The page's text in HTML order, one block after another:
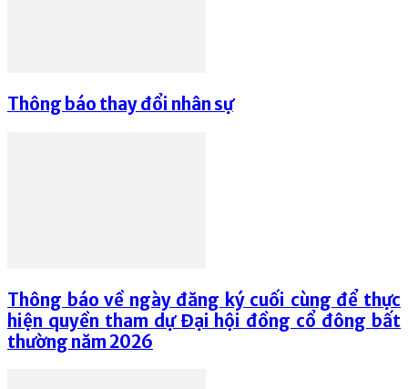
Thông báo thay đổi nhân sự
Thông báo về ngày đăng ký cuối cùng để thực
hiện quyền tham dự Đại hội đồng cổ đông bất
thường năm 2026